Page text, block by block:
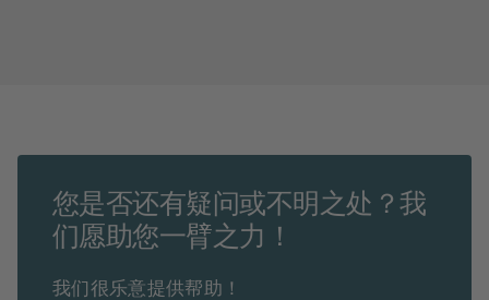
您是否还有疑问或不明之处？我
们愿助您一臂之力！
我们很乐意提供帮助！